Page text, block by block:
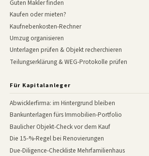
Guten Makler finden
Kaufen oder mieten?
Kaufnebenkosten-Rechner
Umzug organisieren
Unterlagen prüfen & Objekt recherchieren
Teilungserklärung & WEG-Protokolle prüfen
Für Kapitalanleger
Abwicklerfirma: im Hintergrund bleiben
Bankunterlagen fürs Immobilien-Portfolio
Baulicher Objekt-Check vor dem Kauf
Die 15-%-Regel bei Renovierungen
Due-Diligence-Checkliste Mehrfamilienhaus